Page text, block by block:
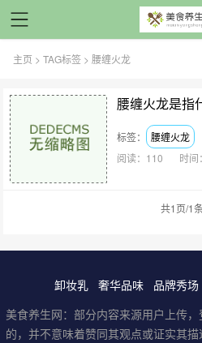
主页 >TAG标签 > 腰缠火龙
腰缠火龙是指
标签： 腰缠火龙
阅读：110
时
共1页/1
卸妆乳 奢华品味 品牌秀场
美食养生网：部分内容来源用户上传
的，并不意味着赞同其观点或证实其